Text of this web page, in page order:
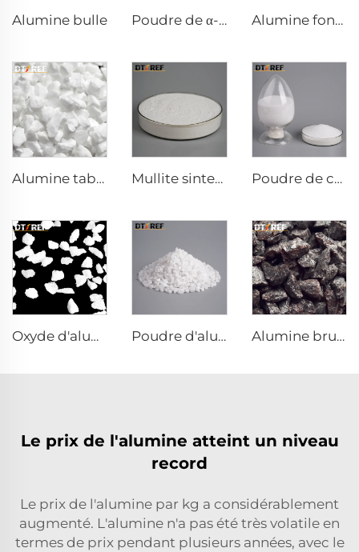
Alumine bulle Poudre de α-Al₂O₃ calcinée AW-9FG Alumine fondue blanche
Alumine tabulaire Mullite sinterisée Poudre de corindon blanc
Oxyde d'aluminium fondu Poudre d'alumine fondue Alumine brune fondue
Le prix de l'alumine atteint un niveau
record
Le prix de l'alumine par kg a considérablement
augmenté. L'alumine n'a pas été très volatile en
termes de prix pendant plusieurs années, avec le